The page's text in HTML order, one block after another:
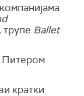
Ballet
Питером
кратки